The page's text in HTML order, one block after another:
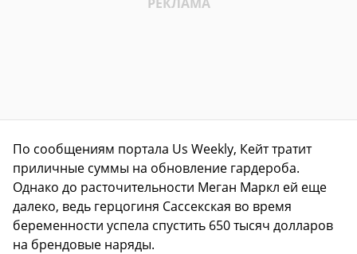
По сообщениям портала Us Weekly, Кейт тратит
приличные суммы на обновление гардероба.
Однако до расточительности Меган Маркл ей еще
далеко, ведь герцогиня Сассекская во время
беременности успела спустить 650 тысяч долларов
на брендовые наряды.